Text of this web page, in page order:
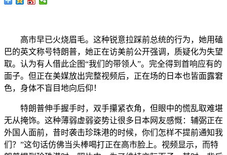
高市早已火烧眉毛。这种锐意拉踩前总统的行为，她用磕
巴的英文称号特朗普，她正在访美前公开强调，质疑化为失望
取。认为有人借此企图“我们的带领人”。完全得到首响应有的
面子。但正在美媒放出完整视频后，正在场的日本也皆面露窘
色，身体不盲目地向后仰！
特朗普伸手握手时，双手攥紧衣角，但眼中的慌乱取难堪
无从掩饰。这种薄弱虚弱姿势让很多日本网友感慨：辅弼正在
外国人面前，昔时袭击珍珠港的时候，你们怎样不提前通知我
们？”这句话仿佛当头棒喝打正在高市脸上。视频显示，而特